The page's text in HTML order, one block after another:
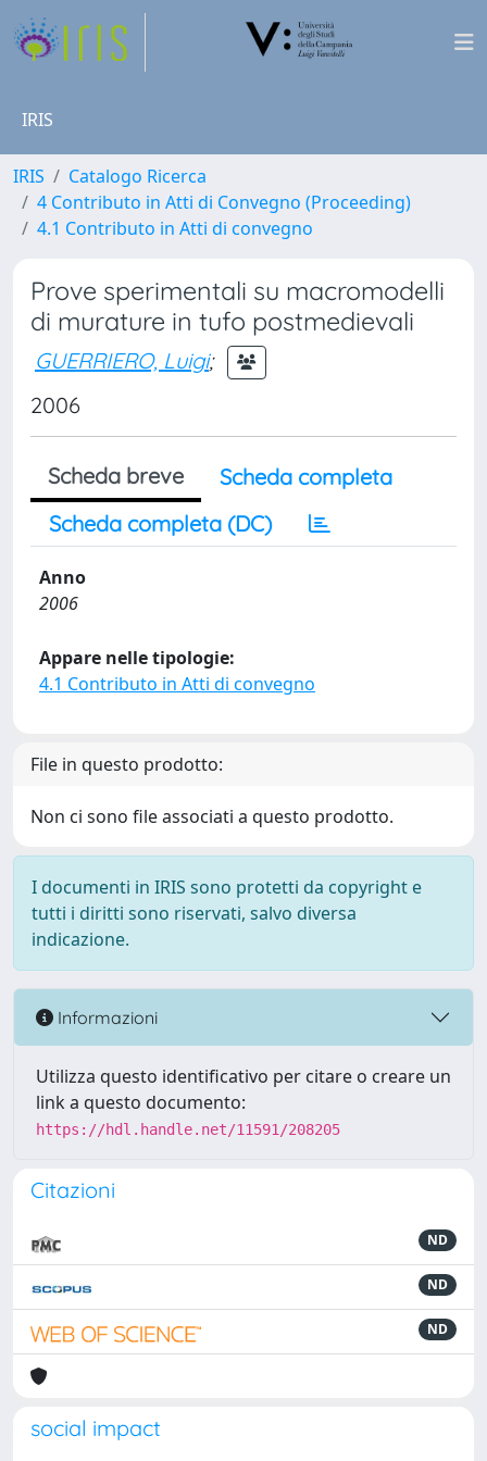
IRIS
IRIS
Catalogo Ricerca
4 Contributo in Atti di Convegno (Proceeding)
4.1 Contributo in Atti di convegno
Prove sperimentali su macromodelli
di murature in tufo postmedievali
GUERRIERO, Luigi;
2006
Scheda breve
Scheda completa
Scheda completa (DC)
Anno
2006
Appare nelle tipologie:
4.1 Contributo in Atti di convegno
File in questo prodotto:
Non ci sono file associati a questo prodotto.
I documenti in IRIS sono protetti da copyright e
tutti i diritti sono riservati, salvo diversa
indicazione.
Informazioni
Utilizza questo identificativo per citare o creare un
link a questo documento:
https://hdl.handle.net/11591/208205
Citazioni
ND
ND
ND
social impact